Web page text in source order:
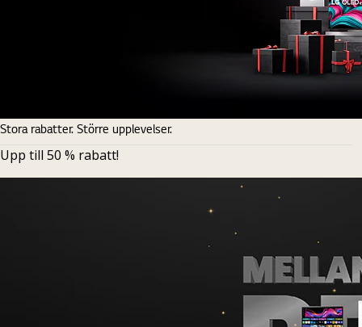
Stora rabatter. Större upplevelser.
Upp till 50 % rabatt!